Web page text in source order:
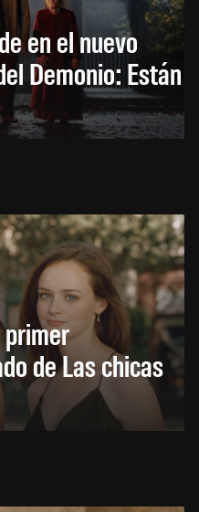
en el nuevo
Demonio: Están
de Las chicas